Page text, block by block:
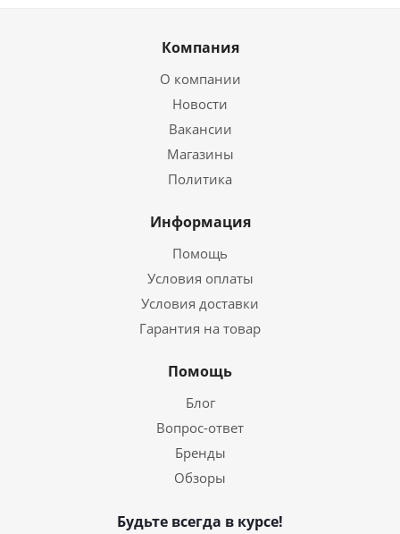
Компания
О компании
Новости
Вакансии
Магазины
Политика
Информация
Помощь
Условия оплаты
Условия доставки
Гарантия на товар
Помощь
Блог
Вопрос-ответ
Бренды
Обзоры
Будьте всегда в курсе!